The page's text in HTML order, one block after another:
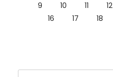
9
10 11 12
16
17 18